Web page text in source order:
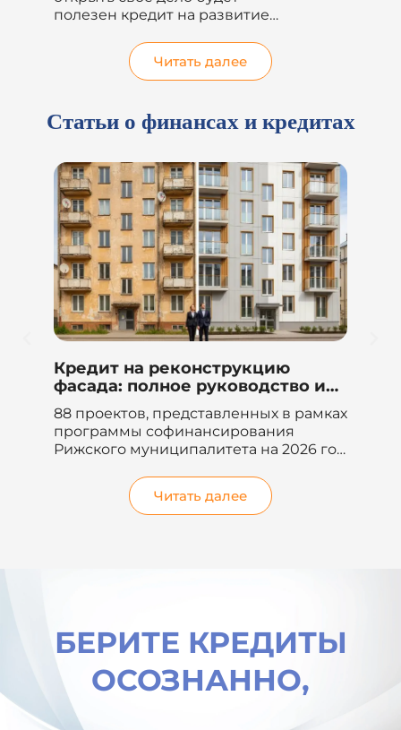
суммы денег на улучшение
других кредитов...
Читать далее
Статьи о финансах и кредитах
Автокредит для юридических
лиц в 2026 году: полное
руководство и сравнение
Знаете ли вы, что неправильный
выбор способа финансирования для
расширения автопарка компании
Читать далее
БЕРИТЕ КРЕДИТЫ
ОСОЗНАННО,